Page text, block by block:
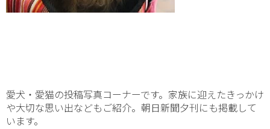
愛犬・愛猫の投稿写真コーナーです。家族に迎えたきっかけ
や大切な思い出などもご紹介。朝日新聞夕刊にも掲載して
います。